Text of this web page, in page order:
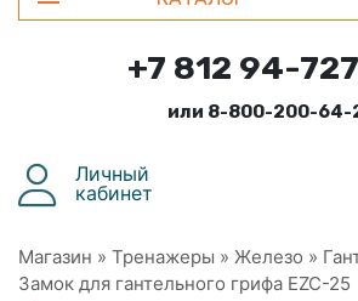
+7 812 94-
или 8-800-200-64-
Личный
кабинет
Магазин » Тренажеры » Железо »
Замок для гантельного грифа EZC-25